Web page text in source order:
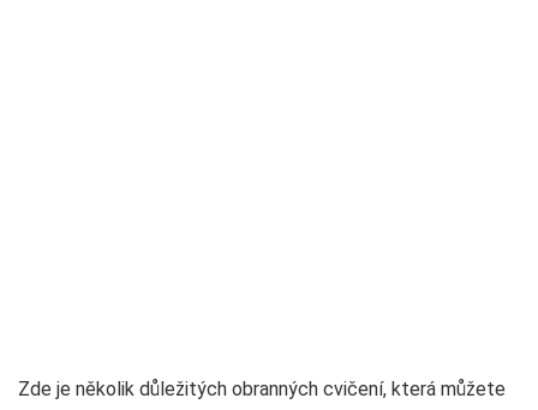
Zde je několik důležitých obranných cvičení, která můžete